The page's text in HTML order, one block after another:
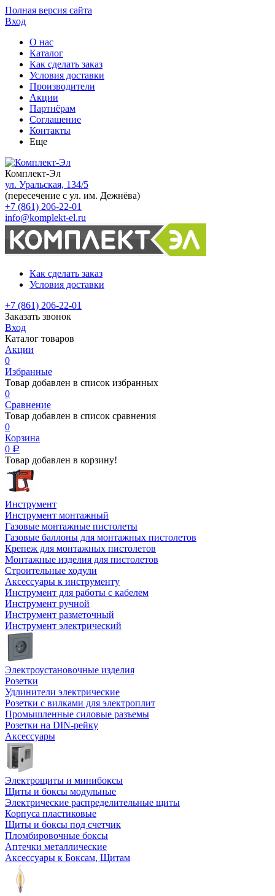
Полная версия сайта
Вход
О нас
Каталог
Как сделать заказ
Условия доставки
Производители
Акции
Партнёрам
Соглашение
Контакты
Еще
Комплект-Эл
ул. Уральская, 134/5
(пересечение с ул. им. Дежнёва)
+7 (861) 206-22-01
info@komplekt-el.ru
Как сделать заказ
Условия доставки
+7 (861) 206-22-01
Заказать звонок
Вход
Каталог товаров
Акции
0
Избранные
Товар добавлен в список избранных
0
Сравнение
Товар добавлен в список сравнения
0
Корзина
0 Р
Товар добавлен в корзину!
Инструмент
Инструмент монтажный
Газовые монтажные пистолеты
Газовые баллоны для монтажных пистолетов
Крепеж для монтажных пистолетов
Монтажные изделия для пистолетов
Строительные ходули
Аксессуары к инструменту
Инструмент для работы с кабелем
Инструмент ручной
Инструмент разметочный
Инструмент электрический
Электроустановочные изделия
Розетки
Удлинители электрические
Розетки с вилками для электроплит
Промышленные силовые разъемы
Розетки на DIN-рейку
Аксессуары
Электрощиты и минибоксы
Щиты и боксы модульные
Электрические распределительные щиты
Корпуса пластиковые
Щиты и боксы под счетчик
Пломбировочные боксы
Аптечки металлические
Аксессуары к Боксам, Щитам